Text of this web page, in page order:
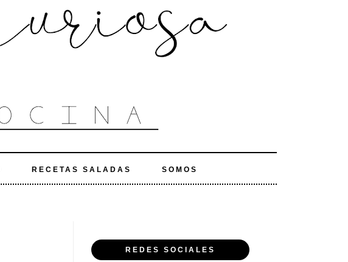
RECETAS SALADAS SOMOS
REDES SOCIALES